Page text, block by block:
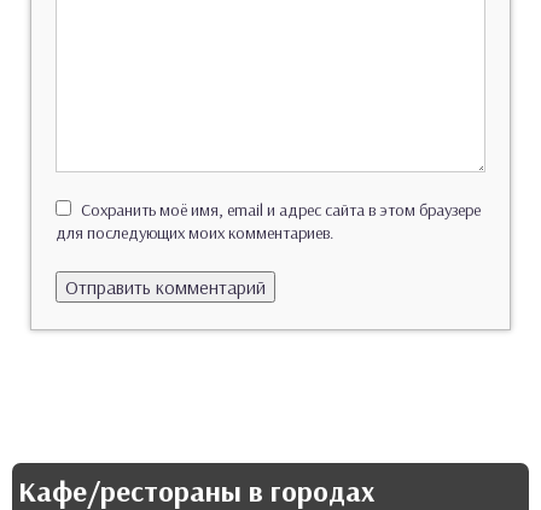
Сохранить моё имя, email и адрес сайта в этом браузере
для последующих моих комментариев.
Кафе/рестораны в городах